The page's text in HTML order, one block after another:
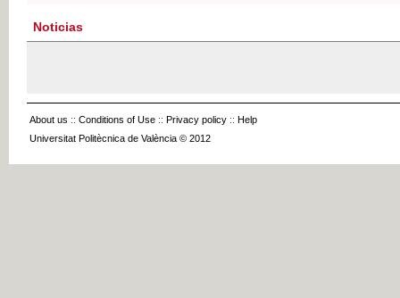
Noticias
About us :: Conditions of Use :: Privacy policy :: Help
Universitat Politècnica de València © 2012